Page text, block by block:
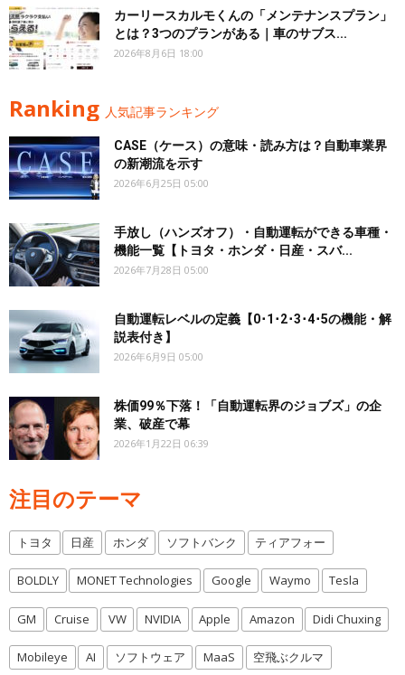
カーリースカルモくんの「メンテナンスプラン」
とは？3つのプランがある｜車のサブス...
2026年8月6日 18:00
Ranking 人気記事ランキング
CASE（ケース）の意味・読み方は？自動車業界
の新潮流を示す
2026年6月25日 05:00
手放し（ハンズオフ）・自動運転ができる車種・
機能一覧【トヨタ・ホンダ・日産・スバ...
2026年7月28日 05:00
自動運転レベルの定義【0･1･2･3･4･5の機能・解
説表付き】
2026年6月9日 05:00
株価99％下落！「自動運転界のジョブズ」の企
業、破産で幕
2026年1月22日 06:39
注目のテーマ
トヨタ 日産 ホンダ ソフトバンク ティアフォー
BOLDLY MONET Technologies Google Waymo Tesla
GM Cruise VW NVIDIA Apple Amazon Didi Chuxing
Mobileye AI ソフトウェア MaaS 空飛ぶクルマ